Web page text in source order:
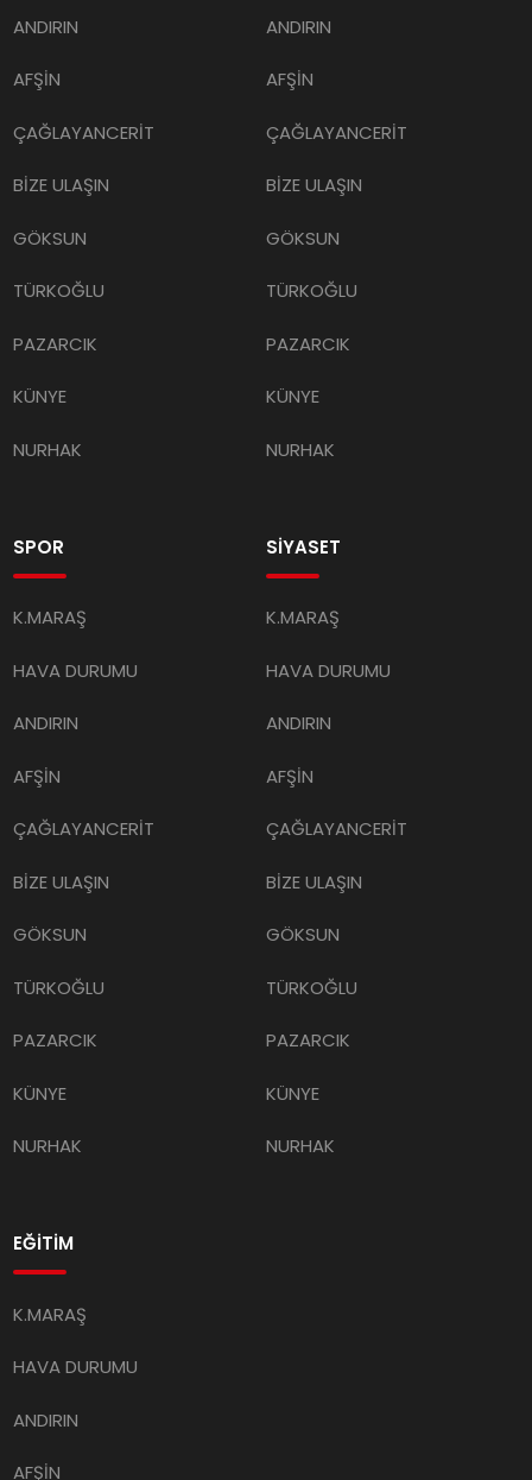
ANDIRIN
AFŞİN
ÇAĞLAYANCERİT
BİZE ULAŞIN
GÖKSUN
TÜRKOĞLU
PAZARCIK
KÜNYE
NURHAK
ANDIRIN
AFŞİN
ÇAĞLAYANCERİT
BİZE ULAŞIN
GÖKSUN
TÜRKOĞLU
PAZARCIK
KÜNYE
NURHAK
SPOR
K.MARAŞ
HAVA DURUMU
ANDIRIN
AFŞİN
ÇAĞLAYANCERİT
BİZE ULAŞIN
GÖKSUN
TÜRKOĞLU
PAZARCIK
KÜNYE
NURHAK
SİYASET
K.MARAŞ
HAVA DURUMU
ANDIRIN
AFŞİN
ÇAĞLAYANCERİT
BİZE ULAŞIN
GÖKSUN
TÜRKOĞLU
PAZARCIK
KÜNYE
NURHAK
EĞİTİM
K.MARAŞ
HAVA DURUMU
ANDIRIN
AFŞİN